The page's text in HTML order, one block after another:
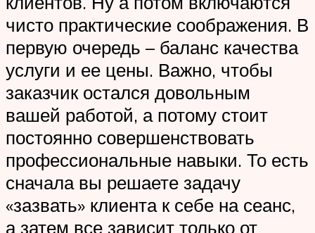
чисто практические соображения. В
первую очередь – баланс качества
услуги и ее цены. Важно, чтобы
заказчик остался довольным
вашей работой, а потому стоит
постоянно совершенствовать
профессиональные навыки. То есть
сначала вы решаете задачу
«зазвать» клиента к себе на сеанс,
а затем все зависит только от